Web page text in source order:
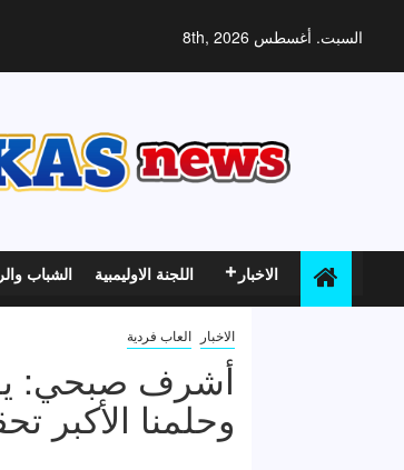
السبت. أغسطس 8th, 2026
الاخبار اللجنة الاوليمبية الشباب
الاخبار العاب فردية
أشرف صبحي:
وحلمنا الأكبر